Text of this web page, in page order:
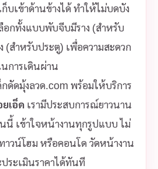
บเข้าด้านข้างได้ ทำให้ไม่บดบัง
กทั้งแบบพับจีบมีราง (สำหรับ
(สำหรับประตู) เพื่อความสะดวก
การเดินผ่าน
ดัดมุ้งลวด.com พร้อมให้บริการ
ยเอ็ด เรามีประสบการณ์ยาวนาน
นี้ เข้าใจหน้างานทุกรูปแบบ ไม่
าวน์โฮม หรือคอนโด วัดหน้างาน
ระเมินราคาได้ทันที